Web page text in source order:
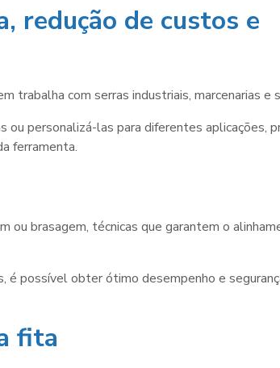
redução de custos e
trabalha com serras industriais, marcenarias e
personalizá-las para diferentes aplicações,
ferramenta.
ou brasagem, técnicas que garantem o
é possível obter ótimo desempenho e
fita